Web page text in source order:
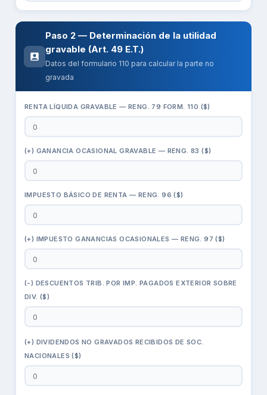
Paso 2 — Determinación de la utilidad
gravable (Art. 49 E.T.)
Datos del formulario 110 para calcular la parte no
gravada
RENTA LÍQUIDA GRAVABLE — RENG. 79 FORM. 110 ($)
(+) GANANCIA OCASIONAL GRAVABLE — RENG. 83 ($)
IMPUESTO BÁSICO DE RENTA — RENG. 96 ($)
(+) IMPUESTO GANANCIAS OCASIONALES — RENG. 97 ($)
(-) DESCUENTOS TRIB. POR IMP. PAGADOS EXTERIOR SOBRE
DIV. ($)
(+) DIVIDENDOS NO GRAVADOS RECIBIDOS DE SOC.
NACIONALES ($)